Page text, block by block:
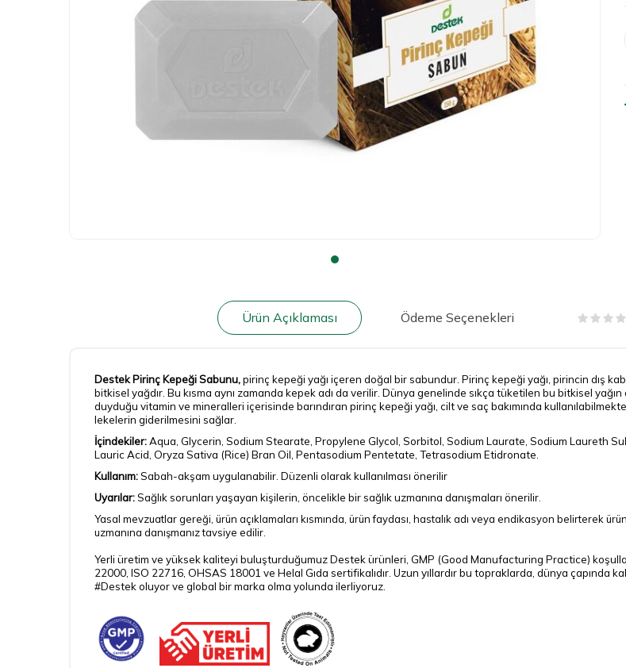
Ürün Açıklaması Ödeme Seçenekleri
Destek Pirinç Kepeği Sabunu,pirinç kepeği yağı içeren doğal bir sabundur. Pirinç kepeği yağı, pirincin dış
bitkisel yağdır. Bu kısma aynı zamanda kepek adı da verilir. Dünya genelinde sıkça tüketilen bu bitkisel
duyduğu vitamin ve mineralleri içerisinde barındıran pirinç kepeği yağı, cilt ve saç bakımında
lekelerin giderilmesini sağlar.
İçindekiler:Aqua, Glycerin, Sodium Stearate, Propylene Glycol, Sorbitol, Sodium Laurate, Sodium Laureth
Lauric Acid, Oryza Sativa (Rice) Bran Oil, Pentasodium Pentetate, Tetrasodium Etidronate.
Kullanım:Sabah-akşam uygulanabilir. Düzenli olarak kullanılması önerilir
Uyarılar:Sağlık sorunları yaşayan kişilerin, öncelikle bir sağlık uzmanına danışmaları önerilir.
Yasal mevzuatlar gereği, ürün açıklamaları kısmında, ürün faydası, hastalık adı veya endikasyon belirterek
uzmanına danışmanız tavsiye edilir.
Yerli üretim ve yüksek kaliteyi buluşturduğumuz Destek ürünleri, GMP (Good Manufacturing Practice)
22000, ISO 22716, OHSAS 18001 ve Helal Gıda sertifikalıdır. Uzun yıllardır bu topraklarda, dünya
#Destek oluyor ve global bir marka olma yolunda ilerliyoruz.